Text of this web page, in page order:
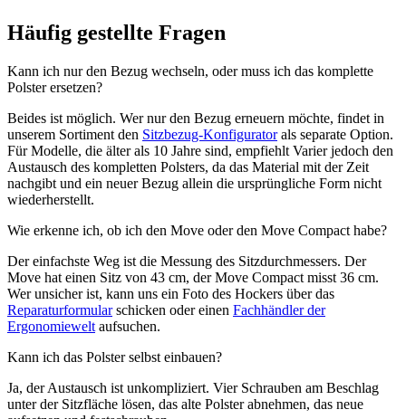
Häufig gestellte Fragen
Kann ich nur den Bezug wechseln, oder muss ich das komplette
Polster ersetzen?
Beides ist möglich. Wer nur den Bezug erneuern möchte, findet in
unserem Sortiment den Sitzbezug-Konfiguratorals separate Option.
Für Modelle, die älter als 10 Jahre sind, empfiehlt Varier jedoch den
Austausch des kompletten Polsters, da das Material mit der Zeit
nachgibt und ein neuer Bezug allein die ursprüngliche Form nicht
wiederherstellt.
Wie erkenne ich, ob ich den Move oder den Move Compact habe?
Der einfachste Weg ist die Messung des Sitzdurchmessers. Der
Move hat einen Sitz von 43 cm, der Move Compact misst 36 cm.
Wer unsicher ist, kann uns ein Foto des Hockers über das
Reparaturformularschicken oder einen Fachhändler der
Ergonomiewelt aufsuchen.
Kann ich das Polster selbst einbauen?
Ja, der Austausch ist unkompliziert. Vier Schrauben am Beschlag
unter der Sitzfläche lösen, das alte Polster abnehmen, das neue